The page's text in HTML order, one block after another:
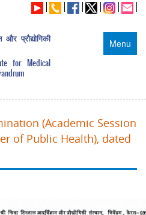
Menu
और प्रौद्योगिकी
for Medical
(Academic Session
of Public Health), dated